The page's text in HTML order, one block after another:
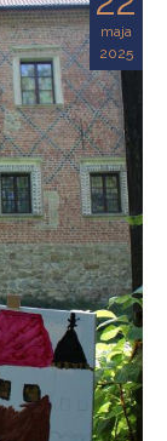
maja
2025